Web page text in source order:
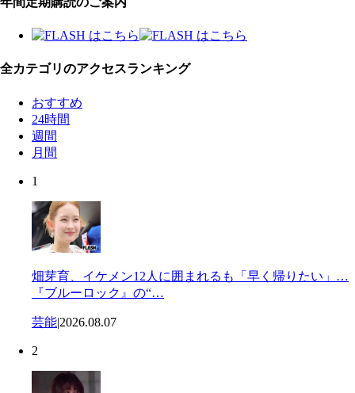
全カテゴリのアクセスランキング
おすすめ
24時間
週間
月間
1
畑芽育、イケメン12人に囲まれるも「早く帰りたい」…
『ブルーロック』の“…
芸能|2026.08.07
2